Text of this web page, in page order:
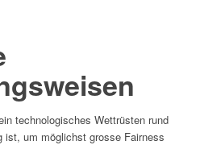
technologisches Wettrüsten rund
ist, um möglichst grosse Fairness